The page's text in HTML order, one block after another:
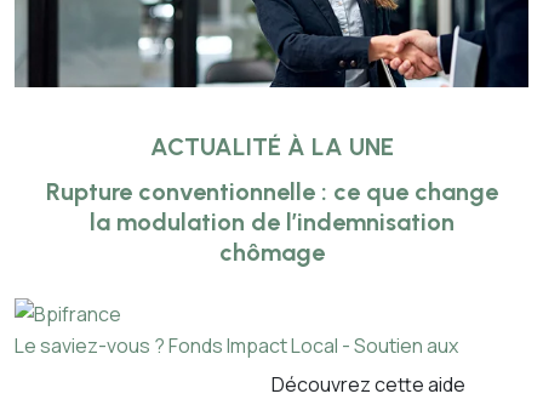
ACTUALITÉ À LA UNE
Rupture conventionnelle : ce que change
la modulation de l’indemnisation
chômage
Le saviez-vous ?Fonds Impact Local - Soutien aux
Découvrez cette aide